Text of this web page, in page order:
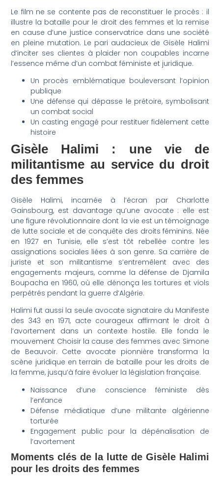
Le film ne se contente pas de reconstituer le procès : il
illustre la bataille pour le droit des femmes et la remise
en cause d’une justice conservatrice dans une société
en pleine mutation. Le pari audacieux de Gisèle Halimi
d’inciter ses clientes à plaider non coupables incarne
l’essence même d’un combat féministe et juridique.
Un procès emblématique bouleversant l’opinion
publique
Une défense qui dépasse le prétoire, symbolisant
un combat social
Un casting engagé pour restituer fidèlement cette
histoire
Gisèle Halimi : une vie de
militantisme au service du droit
des femmes
Gisèle Halimi, incarnée à l’écran par Charlotte
Gainsbourg, est davantage qu’une avocate : elle est
une figure révolutionnaire dont la vie est un témoignage
de lutte sociale et de conquête des droits féminins. Née
en 1927 en Tunisie, elle s’est tôt rebellée contre les
assignations sociales liées à son genre. Sa carrière de
juriste et son militantisme s’entremêlent avec des
engagements majeurs, comme la défense de Djamila
Boupacha en 1960, où elle dénonça les tortures et viols
perpétrés pendant la guerre d’Algérie.
Halimi fut aussi la seule avocate signataire du Manifeste
des 343 en 1971, acte courageux affirmant le droit à
l’avortement dans un contexte hostile. Elle fonda le
mouvement Choisir la cause des femmes avec Simone
de Beauvoir. Cette avocate pionnière transforma la
scène juridique en terrain de bataille pour les droits de
la femme, jusqu’à faire évoluer la législation française.
Naissance d’une conscience féministe dès
l’enfance
Défense médiatique d’une militante algérienne
torturée
Engagement public pour la dépénalisation de
l’avortement
Moments clés de la lutte de Gisèle Halimi
pour les droits des femmes